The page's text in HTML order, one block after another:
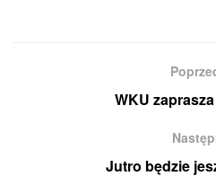
WKU
Jutro będzie